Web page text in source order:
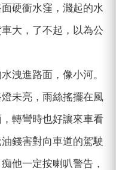
硬衝水窪，濺起的水
大，了不起，以為公
洩進路面，像小河。
未亮，雨絲搖擺在風
轉彎時也好讓來車看
錢害對向車道的駕駛
他一定按喇叭警告，